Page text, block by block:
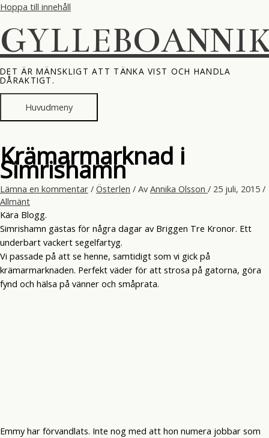
Hoppa till innehåll
DET ÄR MÄNSKLIGT ATT TÄNKA VIST OCH HANDLA
DÅRAKTIGT.
Huvudmeny
Krämarmarknad i
Simrishamn
Lämna en kommentar / Österlen / Av Annika Olsson / 25 juli, 2015 /
Allmänt
Kära Blogg.
Simrishamn gästas för några dagar av Briggen Tre Kronor. Ett
underbart vackert segelfartyg.
Vi passade på att se henne, samtidigt som vi gick på
krämarmarknaden. Perfekt väder för att strosa på gatorna, göra
fynd och hälsa på vänner och småprata.
Emmy har förvandlats. Inte nog med att hon numera jobbar som